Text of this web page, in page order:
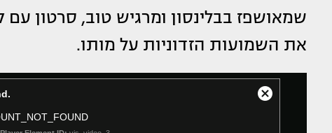
שמאושפז בבלינסון ומרגיש טוב, סרטון
את השמועות הזדוניות על מותו.